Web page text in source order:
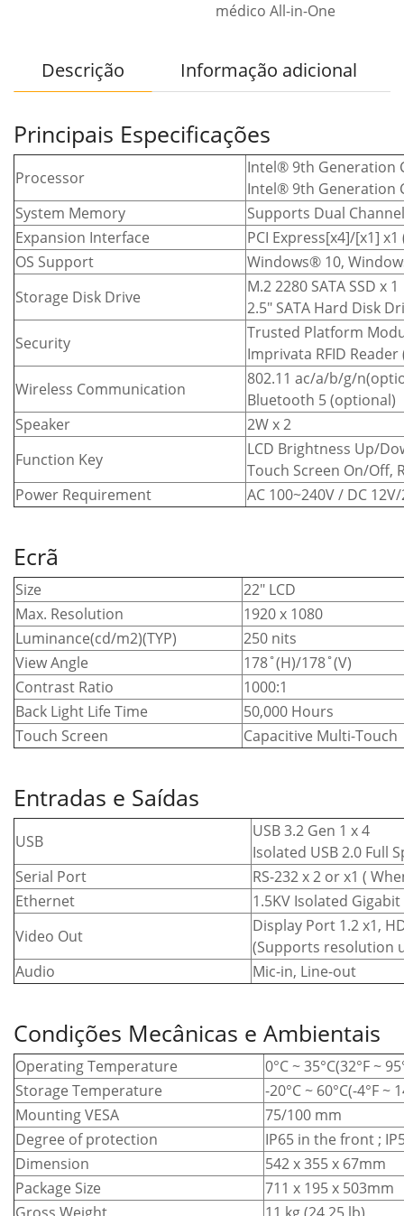
médico All-in-One
Descrição Informação adicional
Principais Especificações
Processor
Intel® 9th Generation
Intel® 9th Generation
System Memory
Supports Dual
Expansion Interface
PCI Express[x4]/[x1]
OS Support
Windows® 10,
Storage Disk Drive
M.2 2280 SATA SSD x 1
2.5″ SATA Hard Disk
Security
Trusted Platform
Imprivata RFID
Wireless Communication
802.11 ac/a/b/g/
Bluetooth 5 (optional)
Speaker
2W x 2
Function Key
LCD Brightness Up/
Touch Screen On/Off,
Power Requirement
AC 100~240V / DC
Ecrã
Size
22″ LCD
Max. Resolution
1920 x 1080
Luminance(cd/m2)(TYP)
250 nits
View Angle
178˚(H)/178˚(V)
Contrast Ratio
1000:1
Back Light Life Time
50,000 Hours
Touch Screen
Capacitive Multi-Touch
Entradas e Saídas
USB
USB 3.2 Gen 1 x 4
Isolated USB 2.0 Full
Serial Port
RS-232 x 2 or x1 (
Ethernet
1.5KV Isolated Gigabit
Video Out
Display Port 1.2 x1,
(Supports resolution
Audio
Mic-in, Line-out
Condições Mecânicas e Ambientais
Operating Temperature
0°C ~ 35°C(32°F ~
Storage Temperature
-20°C ~ 60°C(-4°F ~
Mounting VESA
75/100 mm
Degree of protection
IP65 in the front ;
Dimension
542 x 355 x 67mm
Package Size
711 x 195 x 503mm